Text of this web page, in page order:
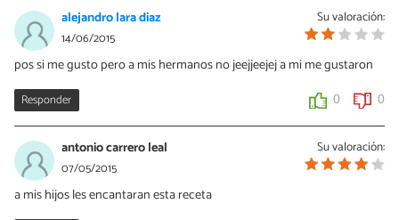
Su valoración:
alejandro lara diaz
14/06/2015
pos si me gusto pero a mis hermanos no jeejjeejej a mi me gustaron
Responder 0 0
Su valoración:
antonio carrero leal
07/05/2015
a mis hijos les encantaran esta receta